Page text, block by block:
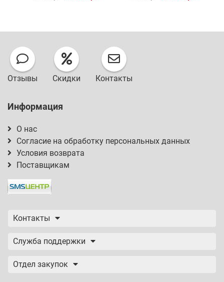
Отзывы Скидки Контакты
Информация
О нас
Согласие на обработку персональных данных
Условия возврата
Поставщикам
Контакты
Служба поддержки
Отдел закупок